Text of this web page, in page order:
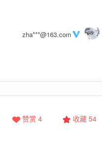
zha***@163.com
收藏 54
赞赏 4